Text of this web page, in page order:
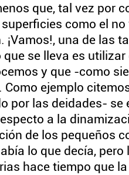
que, tal vez por
como el
¡Vamos!, una de las
que se lleva es
y que -como
Como ejemplo
por las deidades- se
a la
de los pequeños
lo que decía,
hace tiempo que